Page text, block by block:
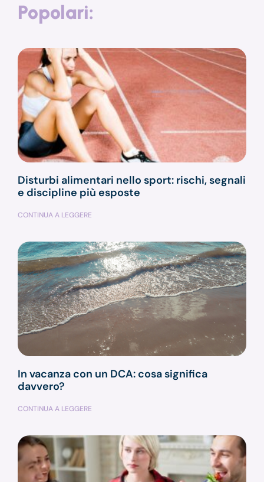
Popolari:
Disturbi alimentari nello sport: rischi, segnali
e discipline più esposte
CONTINUA A LEGGERE
In vacanza con un DCA: cosa significa
davvero?
CONTINUA A LEGGERE